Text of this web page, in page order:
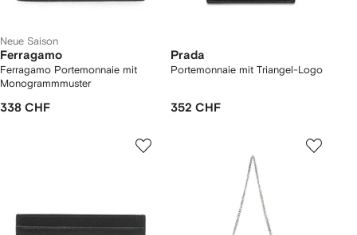
Neue Saison
Ferragamo
Ferragamo Portemonnaie mit
Monogrammmuster
338 CHF
Prada
Portemonnaie mit Triangel-Logo
352 CHF